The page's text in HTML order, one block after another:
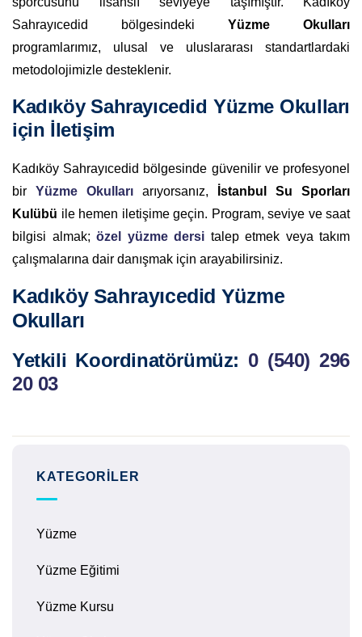
Sahrayıcedid bölgesindeki Yüzme Okulları
programlarımız, ulusal ve uluslararası standartlardaki
metodolojimizle desteklenir.
Kadıköy Sahrayıcedid Yüzme Okulları
için İletişim
Kadıköy Sahrayıcedid bölgesinde güvenilir ve profesyonel
bir Yüzme Okulları arıyorsanız,
İstanbul Su Sporları
Kulübü ile hemen iletişime geçin. Program, seviye ve saat
bilgisi almak; özel yüzme dersi talep etmek veya takım
çalışmalarına dair danışmak için arayabilirsiniz.
Kadıköy Sahrayıcedid Yüzme
Okulları
Yetkili Koordinatörümüz: 0 (540) 296
20 03
KATEGORILER
Yüzme
Yüzme Eğitimi
Yüzme Kursu